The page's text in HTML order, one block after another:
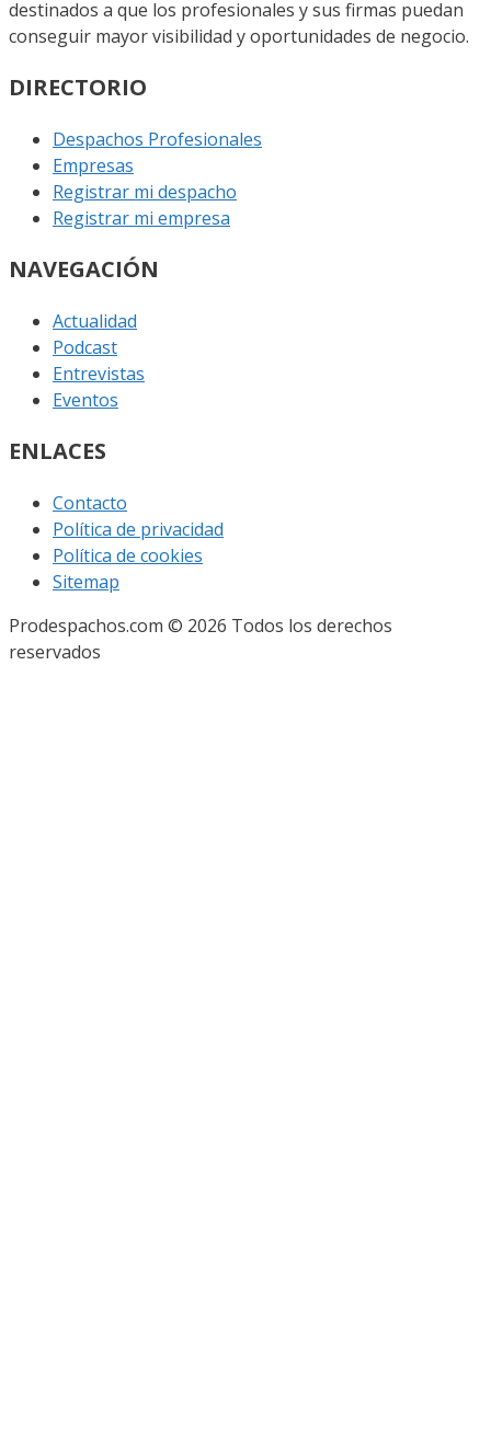
destinados a que los profesionales y sus firmas puedan
conseguir mayor visibilidad y oportunidades de negocio.
DIRECTORIO
Despachos Profesionales
Empresas
Registrar mi despacho
Registrar mi empresa
NAVEGACIÓN
Actualidad
Podcast
Entrevistas
Eventos
ENLACES
Contacto
Política de privacidad
Política de cookies
Sitemap
Prodespachos.com © 2026 Todos los derechos
reservados